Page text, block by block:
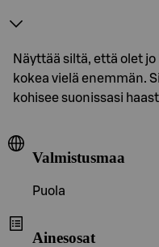
Näyttää siltä, että olet
kokea vielä enemmän.
kohisee suonissasi
Valmistusmaa
Puola
Ainesosat